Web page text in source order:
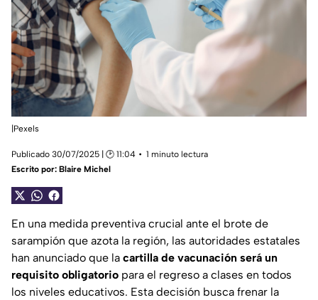
|Pexels
Publicado 30/07/2025 | 🕑 11:04
1 minuto lectura
Escrito por: Blaire Michel
En una medida preventiva crucial ante el brote de
sarampión que azota la región, las autoridades estatales
han anunciado que la cartilla de vacunación será un
requisito obligatorio para el regreso a clases en todos
los niveles educativos. Esta decisión busca frenar la